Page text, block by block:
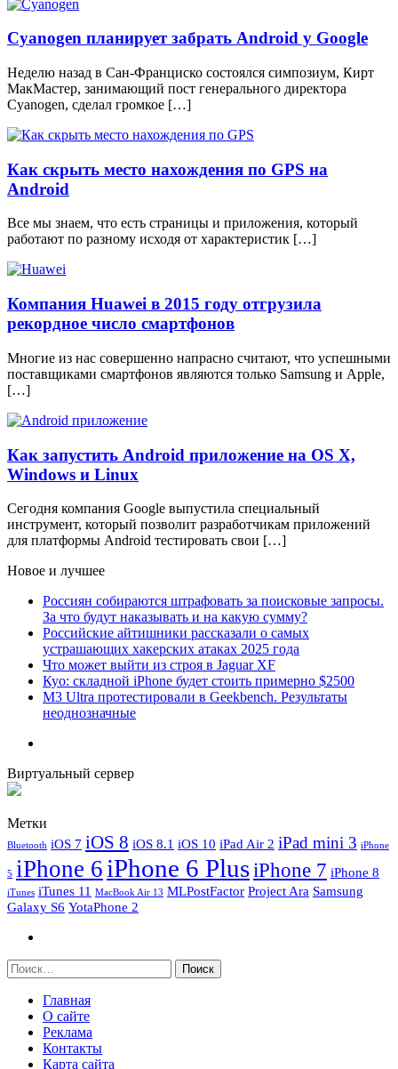
Cyanogen планирует забрать Android у Google
Неделю назад в Сан-Франциско состоялся симпозиум, Кирт
МакМастер, занимающий пост генерального директора
Cyanogen, сделал громкое […]
Как скрыть место нахождения по GPS на
Android
Все мы знаем, что есть страницы и приложения, который
работают по разному исходя от характеристик […]
Компания Huawei в 2015 году отгрузила
рекордное число смартфонов
Многие из нас совершенно напрасно считают, что успешными
поставщиками смартфонов являются только Samsung и Apple,
[…]
Как запустить Android приложение на OS X,
Windows и Linux
Сегодня компания Google выпустила специальный
инструмент, который позволит разработчикам приложений
для платформы Android тестировать свои […]
Новое и лучшее
Россиян собираются штрафовать за поисковые запросы.
За что будут наказывать и на какую сумму?
Российские айтишники рассказали о самых
устрашающих хакерских атаках 2025 года
Что может выйти из строя в Jaguar XF
Куо: складной iPhone будет стоить примерно $2500
M3 Ultra протестировали в Geekbench. Результаты
неоднозначные
Виртуальный сервер
Метки
Bluetooth iOS 7 iOS 8 iOS 8.1 iOS 10 iPad Air 2 iPad mini 3 iPhone
5 iPhone 6 iPhone 6 PlusiPhone 7 iPhone 8
iTunes iTunes 11 MacBook Air 13 MLPostFactor Project Ara Samsung
Galaxy S6 YotaPhone 2
Найти:
Главная
О сайте
Реклама
Контакты
Карта сайта